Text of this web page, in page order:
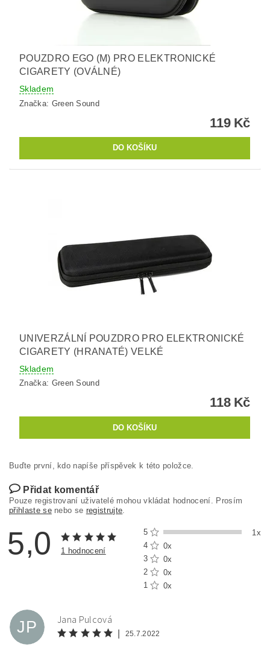
POUZDRO EGO (M) PRO ELEKTRONICKÉ
CIGARETY (OVÁLNÉ)
Skladem
Značka: Green Sound
119 Kč
UNIVERZÁLNÍ POUZDRO PRO ELEKTRONICKÉ
CIGARETY (HRANATÉ) VELKÉ
Skladem
Značka: Green Sound
118 Kč
Buďte první, kdo napíše příspěvek k této položce.
Přidat komentář
Pouze registrovaní uživatelé mohou vkládat hodnocení. Prosím
přihlaste senebo se registrujte.
5,0 1 hodnocení
5
1x
4
0x
3
0x
2
0x
1
0x
JP Jana Pulcová
25.7.2022